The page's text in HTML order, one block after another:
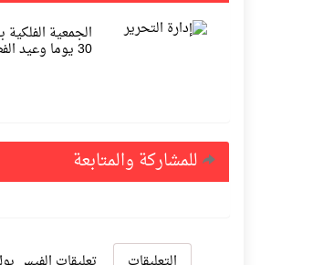
الجمعية
30 يوما وعيد الفطر الأربعاء
للمشاركة والمتابعة